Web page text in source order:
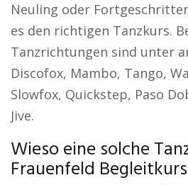
Neuling oder
es den richtigen Tanzkurs.
Tanzrichtungen sind unter
Discofox, Mambo, Tango,
Slowfox, Quickstep, Paso
Jive.
Wieso eine solche
Frauenfeld